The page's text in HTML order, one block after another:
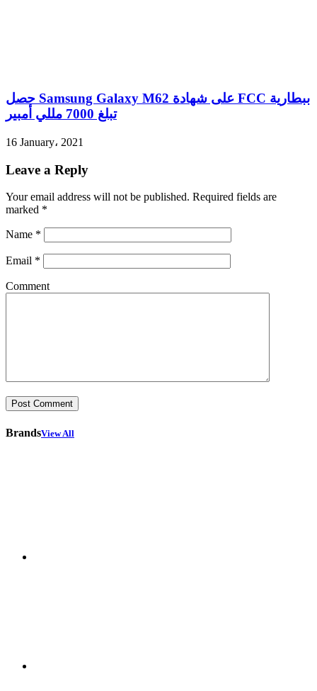
حصل Samsung Galaxy M62 على شهادة FCC ببطارية
تبلغ 7000 مللي أمبير
16 January، 2021
Leave a Reply
Your email address will not be published. Required fields are
marked *
Name *
Email *
Comment
BrandsView All